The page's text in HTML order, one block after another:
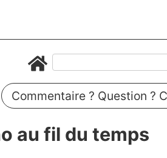
Commentaire ? Question ?
au fil du temps